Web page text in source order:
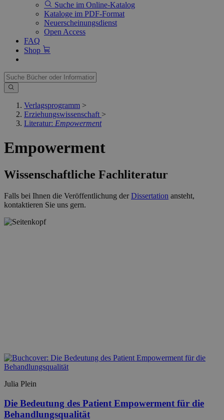
Suche im Online-Katalog
Kataloge im PDF-Format
Neuerscheinungsdienst
Open Access
FAQ
Shop
Verlagsprogramm >
Erziehungswissenschaft >
Literatur: Empowerment
Empowerment
Wissenschaftliche Fachliteratur
Falls bei Ihnen die Veröffentlichung derDissertation ansteht,
kontaktieren Sie uns gern.
Julia Plein
Die Bedeutung des Patient Empowerment für die
Behandlungsqualität